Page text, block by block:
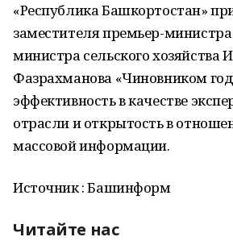
«Республика Башкортостан»
заместителя премьер-министра
министра сельского хозяйства
Фазрахманова «Чиновником
эффективность в качестве
отрасли и открытость в
массовой информации.
Источник : Башинформ
Читайте нас